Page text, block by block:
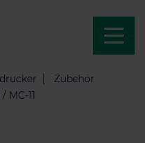
Zubehör
MC-11